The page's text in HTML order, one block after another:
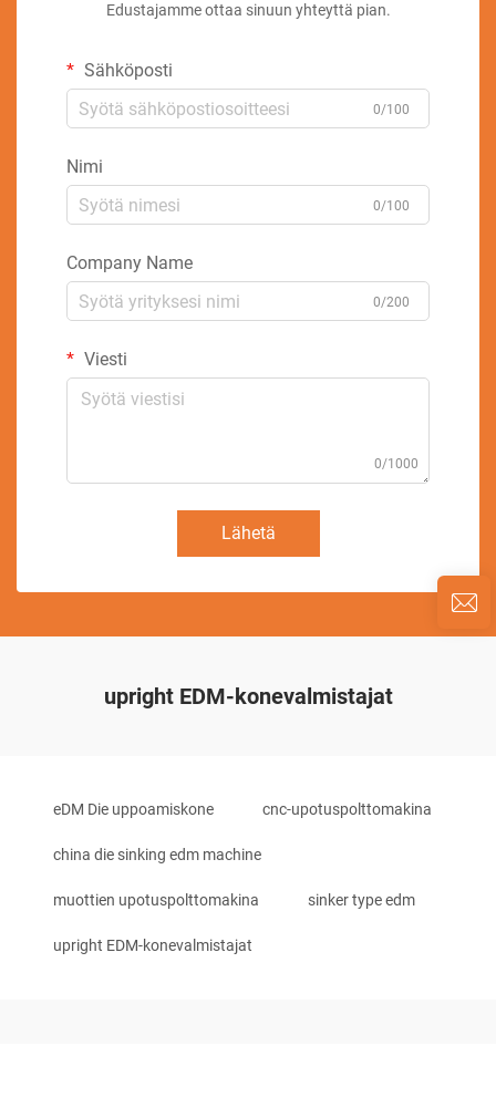
Edustajamme ottaa sinuun yhteyttä pian.
Sähköposti
0/100
Nimi
0/100
Company Name
0/200
Viesti
0/1000
Lähetä
upright EDM-konevalmistajat
eDM Die uppoamiskone cnc-upotuspolttomakina
china die sinking edm machine
muottien upotuspolttomakina sinker type edm
upright EDM-konevalmistajat